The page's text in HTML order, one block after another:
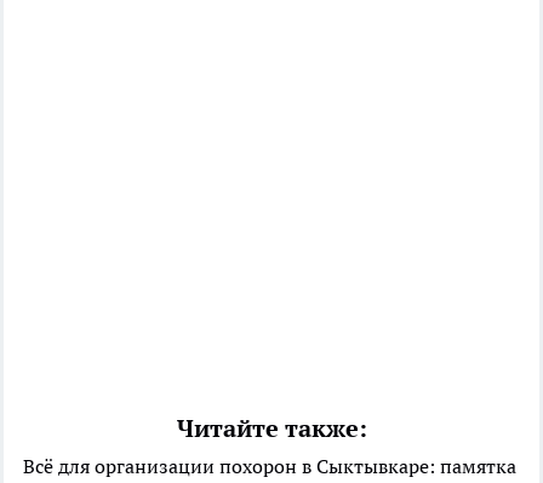
Читайте также:
Всё для организации похорон в Сыктывкаре: памятка